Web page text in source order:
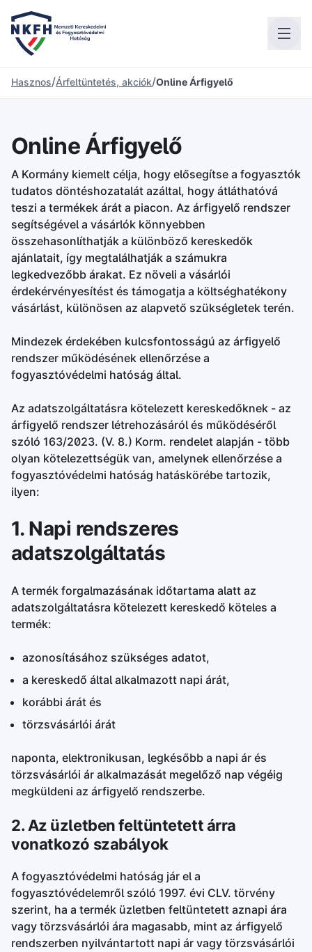
Hasznos/Árfeltüntetés, akciók/Online Árfigyelő
Online Árfigyelő
A Kormány kiemelt célja, hogy elősegítse a fogyasztók
tudatos döntéshozatalát azáltal, hogy átláthatóvá
teszi a termékek árát a piacon. Az árfigyelő rendszer
segítségével a vásárlók könnyebben
összehasonlíthatják a különböző kereskedők
ajánlatait, így megtalálhatják a számukra
legkedvezőbb árakat. Ez növeli a vásárlói
érdekérvényesítést és támogatja a költséghatékony
vásárlást, különösen az alapvető szükségletek terén.
Mindezek érdekében kulcsfontosságú az árfigyelő
rendszer működésének ellenőrzése a
fogyasztóvédelmi hatóság által.
Az adatszolgáltatásra kötelezett kereskedőknek - az
árfigyelő rendszer létrehozásáról és működéséről
szóló 163/2023. (V. 8.) Korm. rendelet alapján - több
olyan kötelezettségük van, amelynek ellenőrzése a
fogyasztóvédelmi hatóság hatáskörébe tartozik,
ilyen:
1. Napi rendszeres
adatszolgáltatás
A termék forgalmazásának időtartama alatt az
adatszolgáltatásra kötelezett kereskedő köteles a
termék:
azonosításához szükséges adatot,
a kereskedő által alkalmazott napi árát,
korábbi árát és
törzsvásárlói árát
naponta, elektronikusan, legkésőbb a napi ár és
törzsvásárlói ár alkalmazását megelőző nap végéig
megküldeni az árfigyelő rendszerbe.
2. Az üzletben feltüntetett árra
vonatkozó szabályok
A fogyasztóvédelmi hatóság jár el a
fogyasztóvédelemről szóló 1997. évi CLV. törvény
szerint, ha a termék üzletben feltüntetett aznapi ára
vagy törzsvásárlói ára magasabb, mint az árfigyelő
rendszerben nyilvántartott napi ár vagy törzsvásárlói